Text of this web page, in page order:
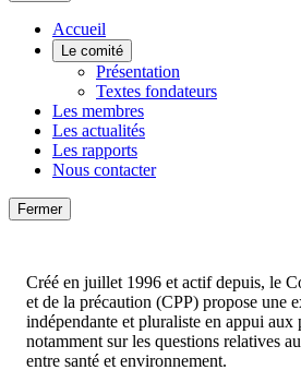
Accueil
Le comité
Présentation
Textes fondateurs
Les membres
Les actualités
Les rapports
Nous contacter
Fermer
Créé en juillet 1996 et actif depuis, le
et de la précaution (CPP) propose une
indépendante et pluraliste en appui aux
notamment sur les questions relatives
entre santé et environnement.